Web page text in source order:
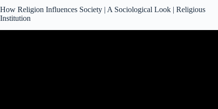
How Religion Influences Society | A Sociological Look | Religious
Institution